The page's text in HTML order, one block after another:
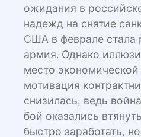
ожидания в
надежд на снятие
США в феврале стала
армия. Однако
место
мотивация
снизилась, ведь
бой оказались
быстро заработать,